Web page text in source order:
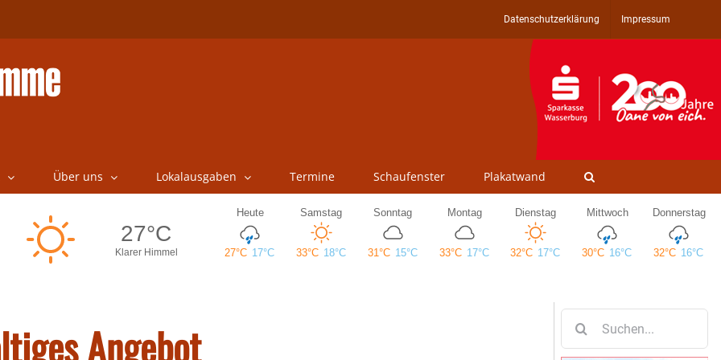
Datenschutzerklärung Impressum
Über uns Lokalausgaben Termine Schaufenster Plakatwand
Angebot
nach: